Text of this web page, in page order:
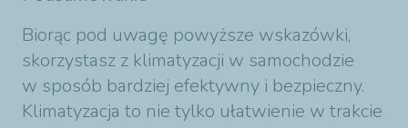
Biorąc pod uwagę powyższe wskazówki,
skorzystasz z klimatyzacji w samochodzie
w sposób bardziej efektywny i bezpieczny.
Klimatyzacja to nie tylko ułatwienie w trakcie